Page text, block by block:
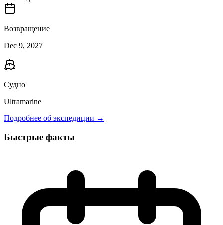
Возвращение
Dec 9, 2027
Судно
Ultramarine
Подробнее об экспедиции →
Быстрые факты